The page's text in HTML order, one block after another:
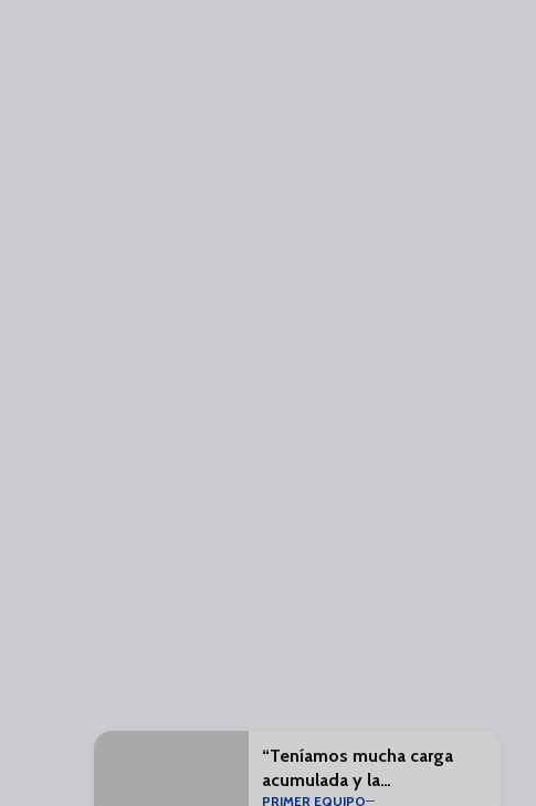
“Teníamos mucha carga
acumulada y la
PRIMER EQUIPO